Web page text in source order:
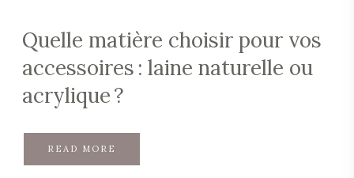
Quelle matière choisir pour vos
accessoires : laine naturelle ou
acrylique ?
READ MORE